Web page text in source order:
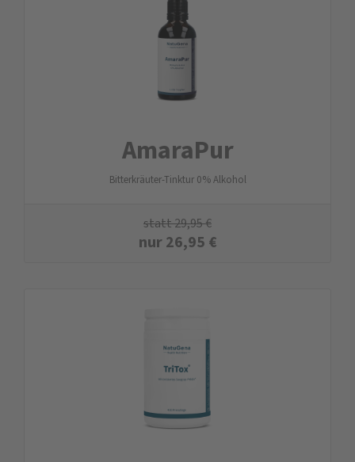
AmaraPur
Bitterkräuter-Tinktur 0 % Alkohol
statt29,95€
nur26,95 €